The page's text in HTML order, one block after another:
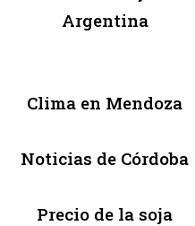
Argentina
Clima en Mendoza
Noticias de Córdoba
Precio de la soja